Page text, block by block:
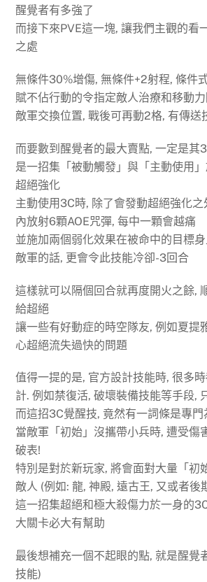
醒覺者有多強了
而接下來PVE這一塊, 讓我們主觀的看
之處
無條件30%增傷, 無條件+2射程, 條件
賦不佔行動的令指定敵人治療和移動
敵軍交換位置, 戰後可再動2格, 有傳送
而要數到醒覺者的最大賣點, 一定是其
是一招集「被動觸發」與「主動使用
超絕強化
主動使用3C時, 除了會發動超絕強化之
內放射6顆AOE咒彈, 每中一顆會越痛
並施加兩個弱化效果在被命中的目標
敵軍的話, 更會令此技能冷卻-3回合
這樣就可以隔個回合就再度開火之餘,
給超絕
讓一些有好動症的時空隊友, 例如夏提
心超絕流失過快的問題
值得一提的是, 官方設計技能時, 很多
計. 例如禁復活, 破壞裝備技能等手段,
而這招3C覺醒技, 竟然有一詞條是專門
當敵軍「初始」沒攜帶小兵時, 遭受傷
破表!
特別是對於新玩家, 將會面對大量「初
敵人 (例如: 龍, 神殿, 遠古王, 又或者後
這一招集超絕和極大殺傷力於一身的
大關卡必大有幫助
最後想補充一個不起眼的點, 就是醒覺
技能)